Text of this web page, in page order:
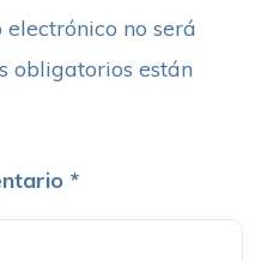
no será
obligatorios están
*